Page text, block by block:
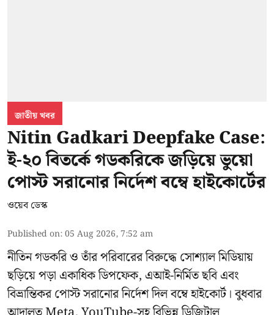
জাতীয় খবর
Nitin Gadkari Deepfake Case:
ই-২০ বিতর্কে গডকরিকে জড়িয়ে ভুয়ো
পোস্ট সরানোর নির্দেশ বম্বে হাইকোর্টের
ওয়েব ডেস্ক
Published on:05 Aug 2026, 7:52 am
নীতিন গডকরি ও তাঁর পরিবারের বিরুদ্ধে সোশ্যাল মিডিয়ায়
ছড়িয়ে পড়া একাধিক ডিপফেক, এআই-নির্মিত ছবি এবং
বিভ্রান্তিকর পোস্ট সরানোর নির্দেশ দিল বম্বে হাইকোর্ট। বুধবার